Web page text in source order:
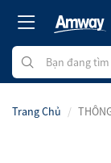
Trang Chủ